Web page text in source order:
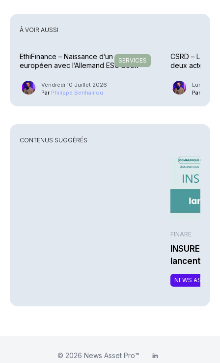
À VOIR AUSSI
SERVICES
EthiFinance – Naissance d’un groupe
européen avec l’Allemand ESG Book
Vendredi 10 Juillet 2026
Par Philippe Benhamou
CSRD – La
deux actes
Lundi 6
Par
CONTENUS SUGGÉRÉS
FINARE
INSUREM
lancent
nouvelle
NEWS
© 2026 News Asset Pro™ LinkedIn